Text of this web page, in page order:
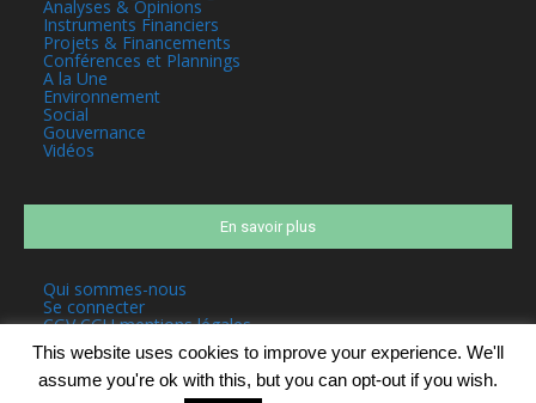
Analyses & Opinions
Instruments Financiers
Projets & Financements
Conférences et Plannings
A la Une
Environnement
Social
Gouvernance
Vidéos
En savoir plus
Qui sommes-nous
Se connecter
CGV CGU mentions légales
This website uses cookies to improve your experience. We'll
assume you're ok with this, but you can opt-out if you wish.